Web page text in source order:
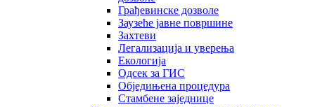
Грађевинске дозволе
Заузеће јавне површине
Захтеви
Легализација и уверења
Екологија
Одсек за ГИС
Обједињена процедура
Стамбене заједнице